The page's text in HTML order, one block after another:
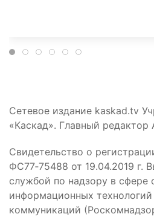
Сетевое издание kaskad.tv
«Каскад». Главный редактор
Свидетельство о
ФС77‑75488 от 19.04.2019 г.
службой по надзору в сфере
информационных
коммуникаций